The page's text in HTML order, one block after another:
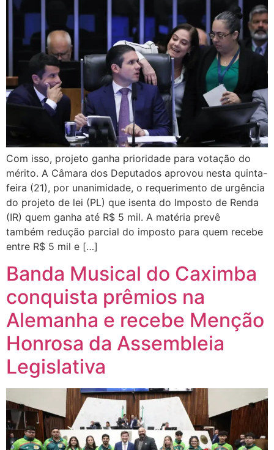
Com isso, projeto ganha prioridade para votação do
mérito. A Câmara dos Deputados aprovou nesta quinta-
feira (21), por unanimidade, o requerimento de urgência
do projeto de lei (PL) que isenta do Imposto de Renda
(IR) quem ganha até R$ 5 mil. A matéria prevê
também redução parcial do imposto para quem recebe
entre R$ 5 mil e […]
Banda Musical do Caximba
conquista prêmios na
Alemanha e recebe Menção
Honrosa da Assembleia
Legislativa